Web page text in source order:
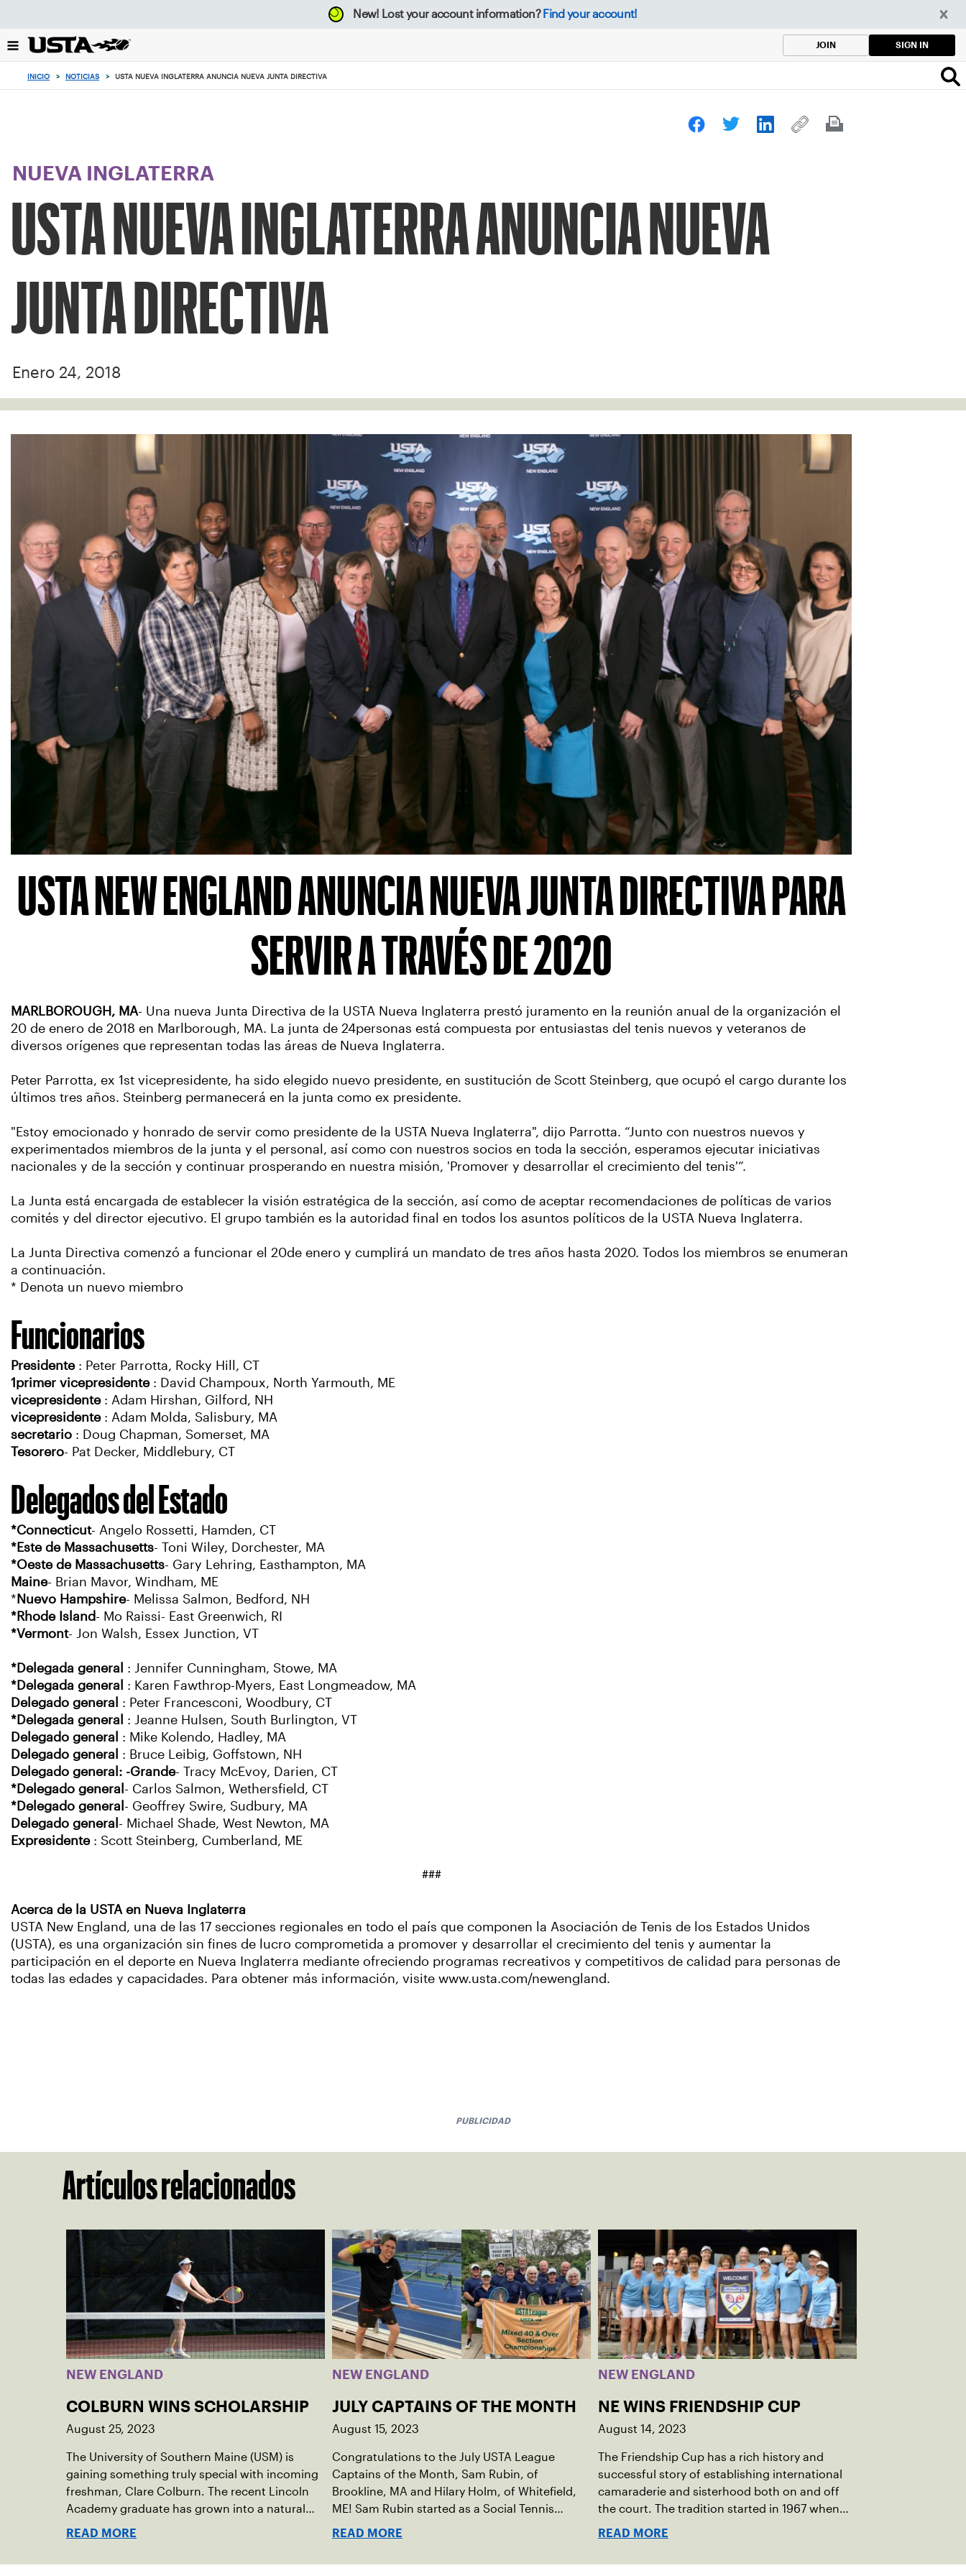
el
botón
New! Lost your account information? Find your account!
JOIN SIGN IN
INICIO > NOTICIAS > USTA NUEVA INGLATERRA ANUNCIA NUEVA JUNTA DIRECTIVA
NUEVA INGLATERRA
USTA NUEVA INGLATERRA ANUNCIA NUEVA
JUNTA DIRECTIVA
Enero 24, 2018
USTA NEW ENGLAND ANUNCIA NUEVA JUNTA DIRECTIVA PARA
SERVIR A TRAVÉS DE 2020
MARLBOROUGH, MA- Una nueva Junta Directiva de la USTA Nueva Inglaterra prestó juramento en la reunión anual de la organización el
20 de enero de 2018 en Marlborough, MA. La junta de 24personas está compuesta por entusiastas del tenis nuevos y veteranos de
diversos orígenes que representan todas las áreas de Nueva Inglaterra.
Peter Parrotta, ex 1st vicepresidente, ha sido elegido nuevo presidente, en sustitución de Scott Steinberg, que ocupó el cargo durante los
últimos tres años. Steinberg permanecerá en la junta como ex presidente.
"Estoy emocionado y honrado de servir como presidente de la USTA Nueva Inglaterra", dijo Parrotta. “Junto con nuestros nuevos y
experimentados miembros de la junta y el personal, así como con nuestros socios en toda la sección, esperamos ejecutar iniciativas
nacionales y de la sección y continuar prosperando en nuestra misión, 'Promover y desarrollar el crecimiento del tenis'”.
La Junta está encargada de establecer la visión estratégica de la sección, así como de aceptar recomendaciones de políticas de varios
comités y del director ejecutivo. El grupo también es la autoridad final en todos los asuntos políticos de la USTA Nueva Inglaterra.
La Junta Directiva comenzó a funcionar el 20de enero y cumplirá un mandato de tres años hasta 2020. Todos los miembros se enumeran
a continuación.
* Denota un nuevo miembro
Funcionarios
Presidente: Peter Parrotta, Rocky Hill, CT
1primer vicepresidente: David Champoux, North Yarmouth, ME
vicepresidente: Adam Hirshan, Gilford, NH
vicepresidente: Adam Molda, Salisbury, MA
secretario : Doug Chapman, Somerset, MA
Tesorero- Pat Decker, Middlebury, CT
Delegados del Estado
*Connecticut- Angelo Rossetti, Hamden, CT
*Este de Massachusetts- Toni Wiley, Dorchester, MA
*Oeste de Massachusetts- Gary Lehring, Easthampton, MA
Maine- Brian Mavor, Windham, ME
* Nuevo Hampshire- Melissa Salmon, Bedford, NH
*Rhode Island- Mo Raissi- East Greenwich, RI
*Vermont- Jon Walsh, Essex Junction, VT
*Delegada general : Jennifer Cunningham, Stowe, MA
*Delegada general : Karen Fawthrop-Myers, East Longmeadow, MA
Delegado general : Peter Francesconi, Woodbury, CT
*Delegada general : Jeanne Hulsen, South Burlington, VT
Delegado general : Mike Kolendo, Hadley, MA
Delegado general : Bruce Leibig, Goffstown, NH
Delegado general: -Grande- Tracy McEvoy, Darien, CT
*Delegado general - Carlos Salmon, Wethersfield, CT
*Delegado general - Geoffrey Swire, Sudbury, MA
Delegado general - Michael Shade, West Newton, MA
Expresidente: Scott Steinberg, Cumberland, ME
###
Acerca de la USTA en Nueva Inglaterra
USTA New England, una de las 17 secciones regionales en todo el país que componen la Asociación de Tenis de los Estados Unidos
(USTA), es una organización sin fines de lucro comprometida a promover y desarrollar el crecimiento del tenis y aumentar la
participación en el deporte en Nueva Inglaterra mediante ofreciendo programas recreativos y competitivos de calidad para personas de
todas las edades y capacidades. Para obtener más información, visite www.usta.com/newengland.
PUBLICIDAD
Artículos relacionados
NEW ENGLAND
COLBURN WINS SCHOLARSHIP
August 25, 2023
The University of Southern Maine (USM) is
gaining something truly special with incoming
freshman, Clare Colburn. The recent Lincoln
Academy graduate has grown into a natural
leader both on the tennis courts and off, and
READ MORE
NEW ENGLAND
JULY CAPTAINS OF THE MONTH
August 15, 2023
Congratulations to the July USTA League
Captains of the Month, Sam Rubin, of
Brookline, MA and Hilary Holm, of Whitefield,
ME! Sam Rubin started as a Social Tennis
League player, where he’s played in Boston
READ MORE
NEW ENGLAND
NE WINS FRIENDSHIP CUP
August 14, 2023
The Friendship Cup has a rich history and
successful story of establishing international
camaraderie and sisterhood both on and off
the court. The tradition started in 1967 when
Walter Foeger of Vermont was looking to
READ MORE